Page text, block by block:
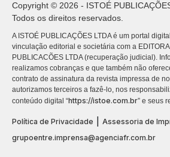
Copyright © 2026 - ISTOÉ
Todos os direitos reservados.
A ISTOÉ PUBLICAÇÕES LTDA é um portal
vinculação editorial e societária com a
PUBLICACÕES LTDA (recuperação judicial).
realizamos cobranças e que também não
contrato de assinatura da revista impressa de
autorizamos terceiros a fazê-lo, nos
conteúdo digital “https://istoe.com.br” e seus
Política de Privacidade
Assessoria de
grupoentre.imprensa@agenciafr.com.br